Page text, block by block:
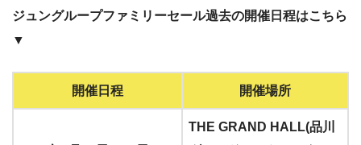
ジュングループファミリーセール過去の開催日程はこちら
▼
開催日程 開催場所
THE GRAND HALL(品川